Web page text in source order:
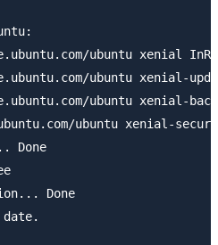
ubuntu xenial
ubuntu xenial-
ubuntu xenial-
ubuntu xenial-
Done
Done